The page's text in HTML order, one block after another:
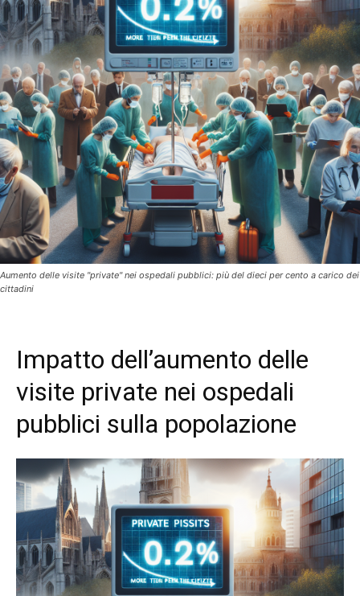
Aumento delle visite "private" nei ospedali pubblici: più del dieci per cento a carico dei
cittadini
Impatto dell’aumento delle
visite private nei ospedali
pubblici sulla popolazione